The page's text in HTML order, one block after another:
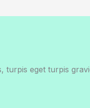
turpis eget turpis